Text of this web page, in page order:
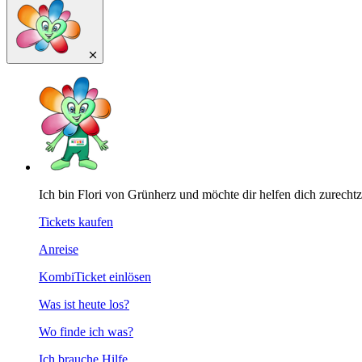
Ich bin Flori von Grünherz und möchte dir helfen dich
Tickets kaufen
Anreise
KombiTicket einlösen
Was ist heute los?
Wo finde ich was?
Ich brauche Hilfe